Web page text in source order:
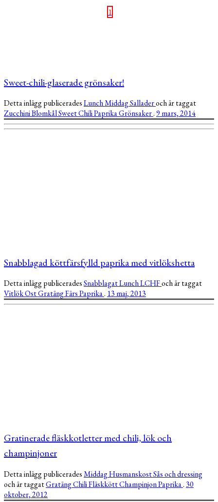
1
Sweet-chili-glaserade grönsaker!
Detta inlägg publiceradesLunchMiddagSalladeroch är taggat
ZucchiniBlomkålSweet ChiliPaprikaGrönsaker.9 mars, 2014
Snabblagad köttfärsfylld paprika med vitlökshetta
Detta inlägg publiceradesSnabblagatLunchLCHFoch är taggat
VitlökOstGratängFärsPaprika. 13 maj, 2013
Gratinerade fläskkotletter med chili, lök och
champinjoner
Detta inlägg publiceradesMiddagHusmanskostSås och dressing
och är taggatGratängChiliFläskköttChampinjonPaprika. 30
oktober, 2012